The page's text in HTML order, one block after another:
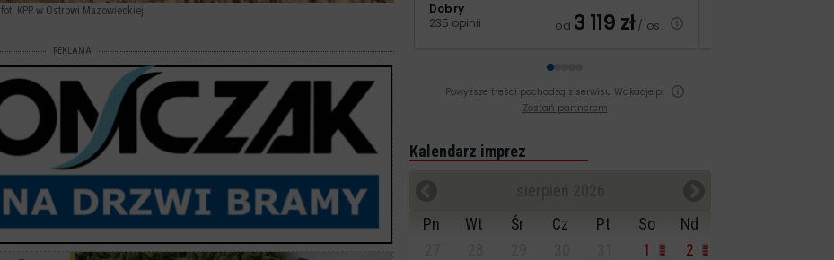
fot. KPP w Ostrowi Mazowieckiej
REKLAMA
Dobry
235 opinii
od 3 119 zł/ os.
Powyższe treści pochodzą z serwisu Wakacje.pl
Zostań partnerem
Kalendarz imprez
Pn
Wt Śr Cz Pt So
Nd
1
2